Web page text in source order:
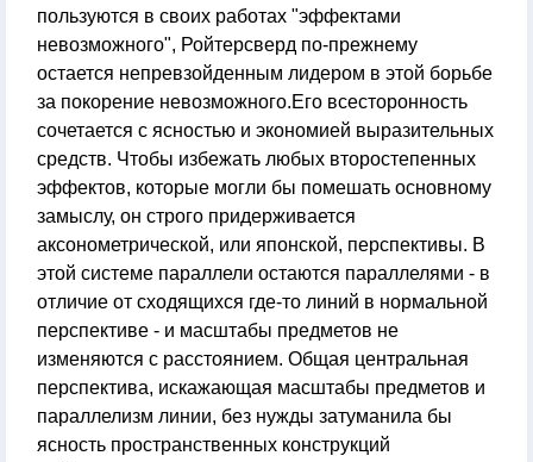
пользуются в своих работах "эффектами
невозможного", Ройтерсверд по-прежнему
остается непревзойденным лидером в этой борьбе
за покорение невозможного.Его всесторонность
сочетается с ясностью и экономией выразительных
средств. Чтобы избежать любых второстепенных
эффектов, которые могли бы помешать основному
замыслу, он строго придерживается
аксонометрической, или японской, перспективы. В
этой системе параллели остаются параллелями - в
отличие от сходящихся где-то линий в нормальной
перспективе - и масштабы предметов не
изменяются с расстоянием. Общая центральная
перспектива, искажающая масштабы предметов и
параллелизм линии, без нужды затуманила бы
ясность пространственных конструкций